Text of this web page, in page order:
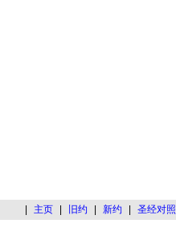
| 主页 | 旧约 | 新约 | 圣经对照